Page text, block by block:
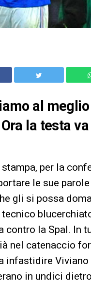
al
la testa
per la
le sue
gli si possa
contro la Spal. In
nel catenaccio
infastidire
in undici